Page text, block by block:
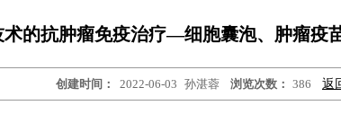
的抗肿瘤免疫治疗—细胞囊泡、肿瘤疫
创建时间： 2022-06-03 孙湛蓉 浏览次数： 386 返